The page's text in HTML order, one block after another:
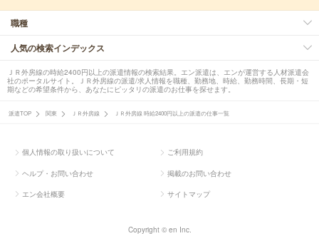
職種
人気の検索インデックス
ＪＲ外房線の時給2400円以上の派遣情報の検索結果。エン派遣は、エンが運営する人材派遣会
社のポータルサイト。ＪＲ外房線の派遣/求人情報を職種、勤務地、時給、勤務時間、長期・短
期などの希望条件から、あなたにピッタリの派遣のお仕事を探せます。
派遣TOP 関東 ＪＲ外房線 ＪＲ外房線 時給2400円以上の派遣の仕事一覧
個人情報の取り扱いについて ご利用規約
ヘルプ・お問い合わせ 掲載のお問い合わせ
エン会社概要 サイトマップ
Copyright © en Inc.